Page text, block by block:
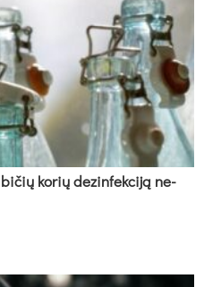
ko­rių de­zin­fek­ci­ją ne­